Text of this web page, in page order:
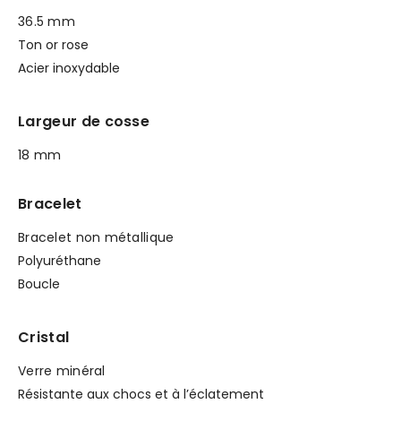
36.5 mm
Ton or rose
Acier inoxydable
Largeur de cosse
18 mm
Bracelet
Bracelet non métallique
Polyuréthane
Boucle
Cristal
Verre minéral
Résistante aux chocs et à l’éclatement